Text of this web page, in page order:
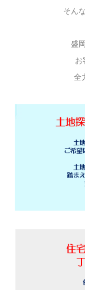
そん
盛
お
全